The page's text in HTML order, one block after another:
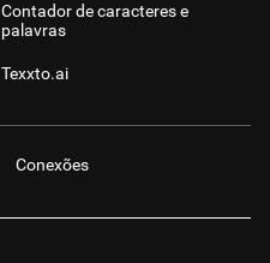
Contador de caracteres e
palavras
Texxto.ai
Conexões